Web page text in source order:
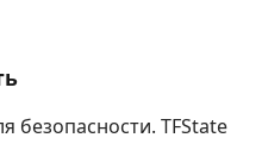
безопасности. TFState